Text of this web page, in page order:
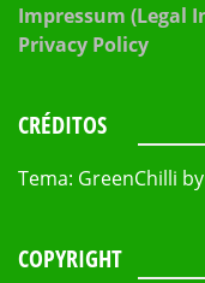
Impressum (Legal
Privacy Policy
CRÉDITOS
Tema: GreenChilli by
COPYRIGHT